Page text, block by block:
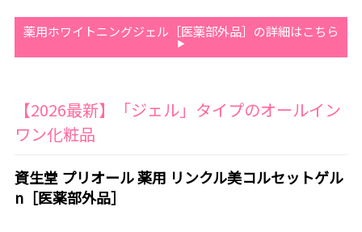
薬用ホワイトニングジェル［医薬部外品］の詳細はこちら
【2026最新】「ジェル」タイプのオールイン
ワン化粧品
資生堂 プリオール 薬用 リンクル美コルセットゲル
n［医薬部外品］